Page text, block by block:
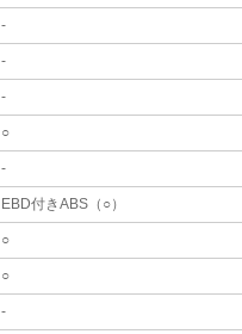
-
-
-
○
-
EBD付きABS（○）
○
○
-